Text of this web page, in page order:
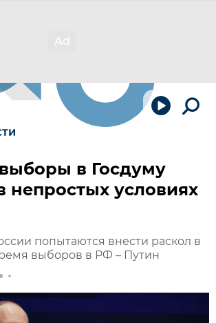
в Госдуму
непростых условиях
попытаются внести раскол в
выборов в РФ – Путин